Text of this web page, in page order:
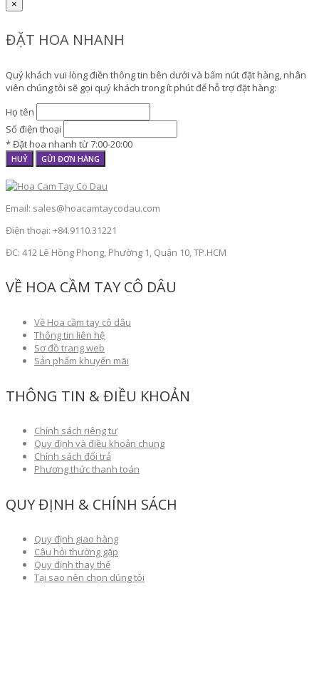
×
ĐẶT HOA NHANH
Quý khách vui lòng điền thông tin bên dưới và bấm nút đặt hàng, nhân
viên chúng tôi sẽ gọi quý khách trong ít phút để hỗ trợ đặt hàng:
Họ tên
Số điện thoại
* Đặt hoa nhanh từ 7:00-20:00
HUỶ GỬI ĐƠN HÀNG
Email: sales@hoacamtaycodau.com
Điện thoại: +84.9110.31221
ĐC: 412 Lê Hồng Phong, Phường 1, Quận 10, TP.HCM
VỀ HOA CẦM TAY CÔ DÂU
Về Hoa cầm tay cô dâu
Thông tin liên hệ
Sơ đồ trang web
Sản phẩm khuyến mãi
THÔNG TIN & ĐIỀU KHOẢN
Chính sách riêng tư
Quy định và điều khoản chung
Chính sách đổi trả
Phương thức thanh toán
QUY ĐỊNH & CHÍNH SÁCH
Quy định giao hàng
Câu hỏi thường gặp
Quy định thay thế
Tại sao nên chọn dúng tôi